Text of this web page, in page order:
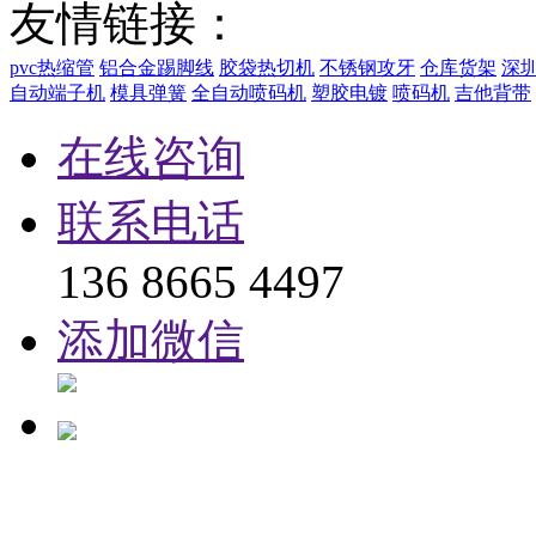
友情链接：
pvc热缩管 铝合金踢脚线 胶袋热切机 不锈钢攻牙 仓库货架 深
自动端子机 模具弹簧 全自动喷码机 塑胶电镀 喷码机 吉他背带
在线咨询
联系电话
136 8665 4497
添加微信